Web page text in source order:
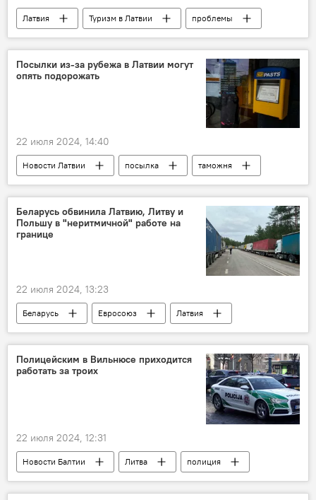
Латвия Туризм в Латвии проблемы
Посылки из-за рубежа в Латвии могут
опять подорожать
22 июля 2024, 14:40
Новости Латвии посылка
таможня
почта Латвии
Беларусь обвинила Латвию, Литву и
Польшу в "неритмичной" работе на
границе
22 июля 2024, 13:23
Беларусь Евросоюз
Латвия
Литва
Польша
Полицейским в Вильнюсе приходится
работать за троих
22 июля 2024, 12:31
Новости Балтии Литва полиция